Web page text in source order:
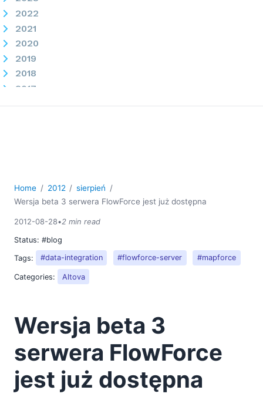
2022
2021
2020
2019
2018
2017
2016
02
04
05
06
Wersja beta 3 serwera FlowForce jest już dostępna
10
11
2011
2010
2009
2008
Home 2012
sierpień
Wersja beta 3 serwera FlowForce jest już dostępna
2012-08-28•2 min read
Status: #blog
Tags:
#data-integration #flowforce-server #mapforce
Categories: Altova
Wersja beta 3
serwera FlowForce
jest już dostępna